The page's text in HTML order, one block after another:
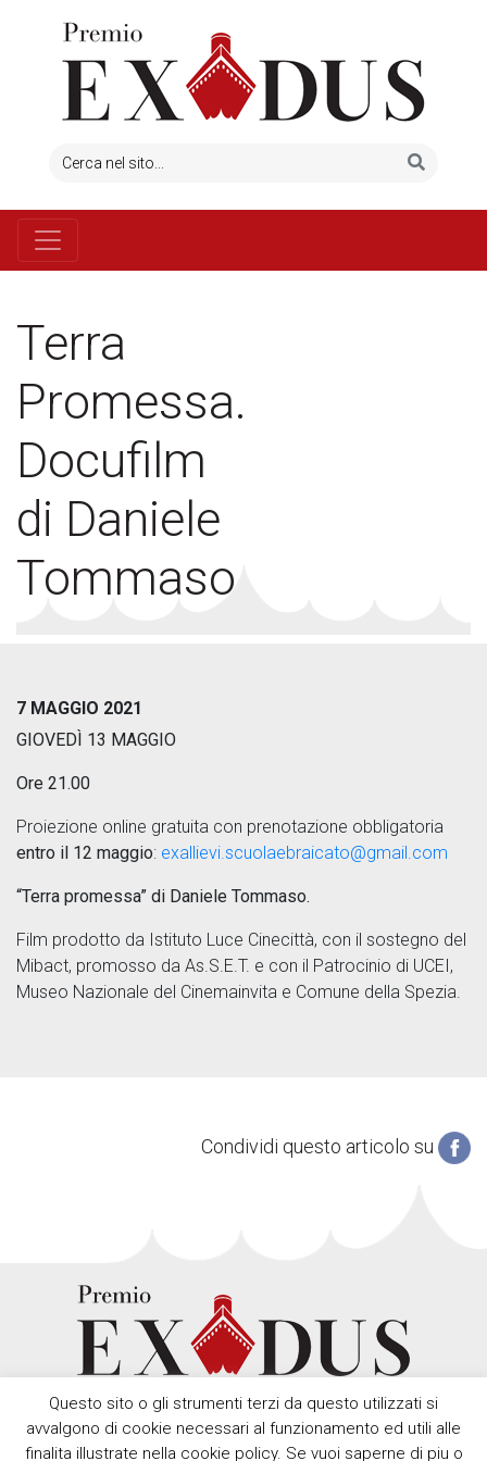
Terra
Promessa.
Docufilm
di Daniele
Tommaso
7 MAGGIO 2021
GIOVEDÌ 13 MAGGIO
Ore 21.00
Proiezione online gratuita con prenotazione obbligatoria
entro il 12 maggio: exallievi.scuolaebraicato@gmail.com
“Terra promessa” di Daniele Tommaso.
Film prodotto da Istituto Luce Cinecittà, con il sostegno del
Mibact, promosso da As.S.E.T. e con il Patrocinio di UCEI,
Museo Nazionale del Cinemainvita e Comune della Spezia.
Condividi questo articolo su
Questo sito o gli strumenti terzi da questo utilizzati si
avvalgono di cookie necessari al funzionamento ed utili alle
finalita illustrate nella cookie policy. Se vuoi saperne di piu o